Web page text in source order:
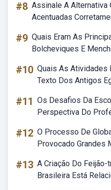
#8 Assinale A Alternativa
Acentuadas
#9 Quais Eram As
Bolcheviques E
#10 Quais As Atividades
Texto Dos Antigos
#11 Os Desafios Da
Perspectiva Do
#12 O Processo De
Provocado Grandes
#13 A Criação Do Feijão-
Brasileira Está